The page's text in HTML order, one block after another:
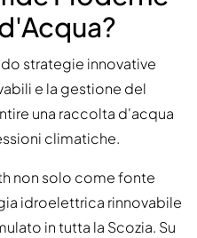
strategie innovative
e la gestione del
una raccolta d'acqua
climatiche.
non solo come fonte
idroelettrica rinnovabile
in tutta la Scozia. Su